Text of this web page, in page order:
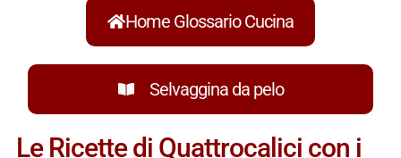
Home Glossario Cucina
Selvaggina da pelo
Le Ricette di Quattrocalici con i